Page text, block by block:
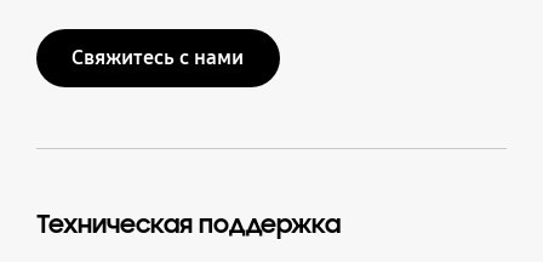
Свяжитесь с нами
Техническая поддержка